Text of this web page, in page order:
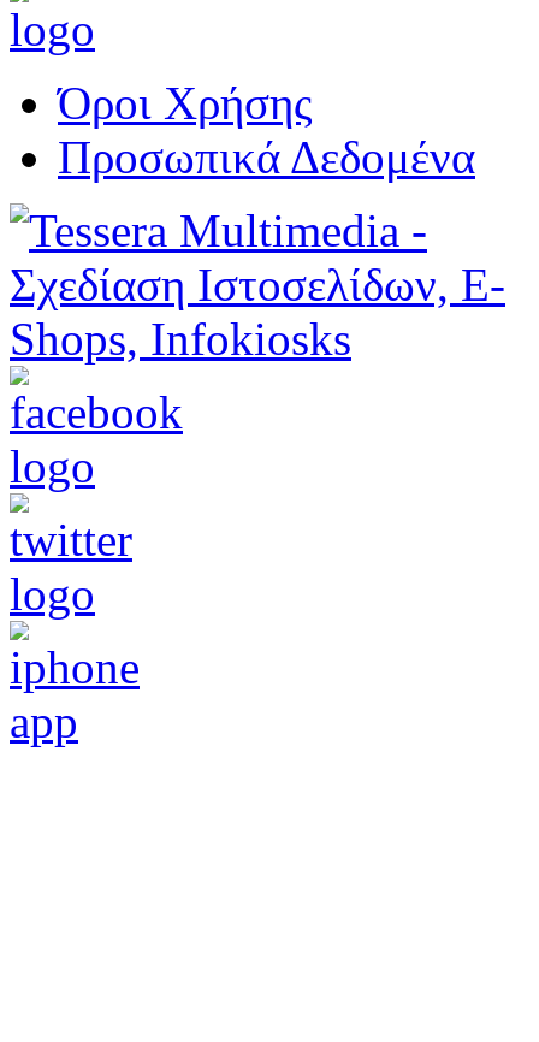
Όροι Χρήσης
Προσωπικά Δεδομένα